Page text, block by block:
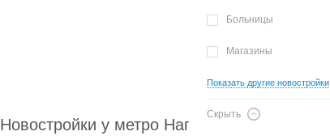
Больницы
Магазины
Показать другие новостройки
Скрыть
Новостройки у метро Нагорная